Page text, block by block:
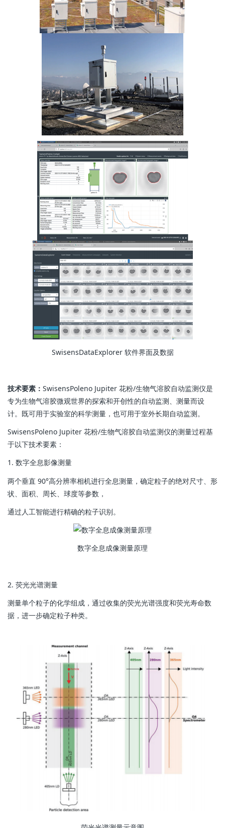
SwisensDataExplorer 软件界面及数据
技术要素： SwisensPoleno Jupiter 花粉/生物气溶胶自动监测仪是
专为生物气溶胶微观世界的探索和开创性的自动监测、测量而设
计。既可用于实验室的科学测量，也可用于室外长期自动监测。
SwisensPoleno Jupiter 花粉/生物气溶胶自动监测仪的测量过程基
于以下技术要素：
1. 数字全息影像测量
两个垂直 90°高分辨率相机进行全息测量，确定粒子的绝对尺寸、形
状、面积、周长、球度等参数，
通过人工智能进行精确的粒子识别。
数字全息成像测量原理
2. 荧光光谱测量
测量单个粒子的化学组成，通过收集的荧光光谱强度和荧光寿命数
据，进一步确定粒子种类。